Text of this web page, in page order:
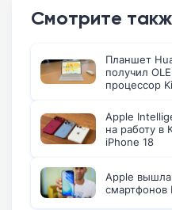
Смотрите
Планшет
получил
процессор
Apple
на работу в
iPhone 18
Apple
смартфонов